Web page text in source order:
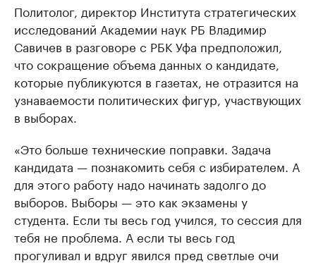
Политолог, директор Института стратегических
исследований Академии наук РБ Владимир
Савичев в разговоре с РБК Уфа предположил,
что сокращение объема данных о кандидате,
которые публикуются в газетах, не отразится на
узнаваемости политических фигур, участвующих
в выборах.
«Это больше технические поправки. Задача
кандидата — познакомить себя с избирателем. А
для этого работу надо начинать задолго до
выборов. Выборы — это как экзамены у
студента. Если ты весь год учился, то сессия для
тебя не проблема. А если ты весь год
прогуливал и вдруг явился пред светлые очи